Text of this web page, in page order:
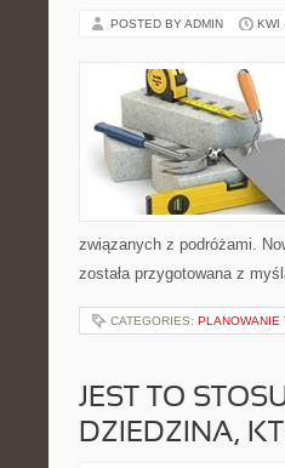
POSTED BY ADMIN KWI
związanych z podróżami.
została przygotowana z
CATEGORIES: PLANOWANIE
JEST TO
DZIEDZINA,